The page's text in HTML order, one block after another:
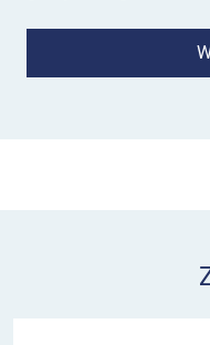
hochwertige Optik,
Zentren passt.